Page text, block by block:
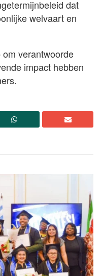
dat
welvaart en
verantwoorde
impact hebben